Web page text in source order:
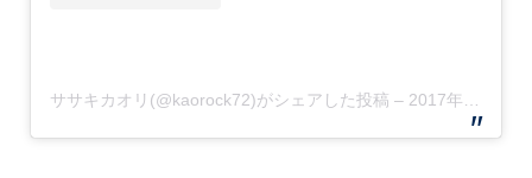
ササキカオリ(@kaorock72)がシェアした投稿 – 2017年11月月28日午後3時37分PST